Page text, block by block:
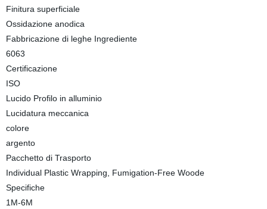
Finitura superficiale
Ossidazione anodica
Fabbricazione di leghe Ingrediente
6063
Certificazione
ISO
Lucido Profilo in alluminio
Lucidatura meccanica
colore
argento
Pacchetto di Trasporto
Individual Plastic Wrapping, Fumigation-Free Woode
Specifiche
1M-6M